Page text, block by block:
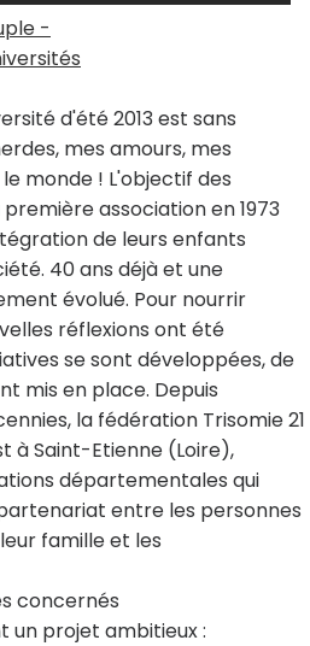
-
d'été 2013 est sans
mes amours, mes
monde ! L'objectif des
association en 1973
de leurs enfants
40 ans déjà et une
évolué. Pour nourrir
réflexions ont été
se sont développées, de
mis en place. Depuis
la fédération Trisomie 21
à Saint-Etienne (Loire),
départementales qui
entre les personnes
famille et les
concernés
un projet ambitieux :